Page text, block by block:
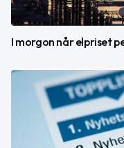
I morgon når elpriset